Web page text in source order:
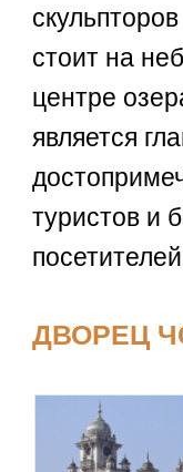
стоит на
центре
является
туристов и
ДВОРЕЦ